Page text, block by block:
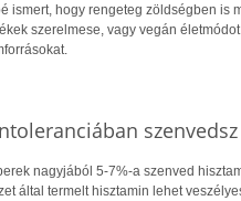
ismert, hogy rengeteg zöldségben is
szerelmese, vagy vegán
szenvedsz
nagyjából 5-7%-a szenved
által termelt hisztamin lehet